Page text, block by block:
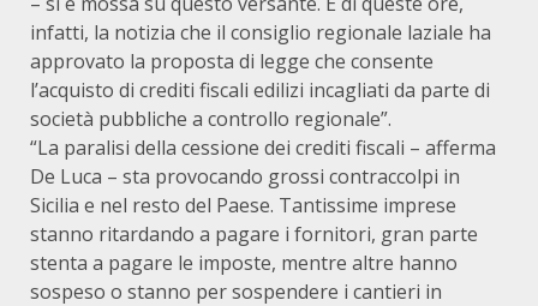
infatti, la notizia che il consiglio regionale laziale ha
approvato la proposta di legge che consente
l’acquisto di crediti fiscali edilizi incagliati da parte di
società pubbliche a controllo regionale”.
“La paralisi della cessione dei crediti fiscali – afferma
De Luca – sta provocando grossi contraccolpi in
Sicilia e nel resto del Paese. Tantissime imprese
stanno ritardando a pagare i fornitori, gran parte
stenta a pagare le imposte, mentre altre hanno
sospeso o stanno per sospendere i cantieri in